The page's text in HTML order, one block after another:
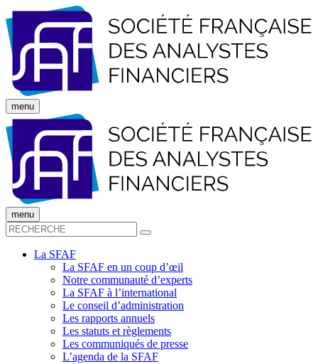
menu
menu
La SFAF
La SFAF en un coup d’œil
Notre communauté d’experts
La SFAF à l’international
Le conseil d’administration
Les rapports annuels
Les statuts et règlements
Les communiqués de presse
L’agenda de la SFAF